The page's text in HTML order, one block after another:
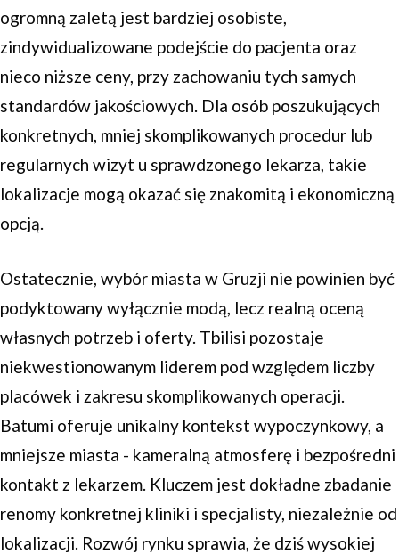
ogromną zaletą jest bardziej osobiste,
zindywidualizowane podejście do pacjenta oraz
nieco niższe ceny, przy zachowaniu tych samych
standardów jakościowych. Dla osób poszukujących
konkretnych, mniej skomplikowanych procedur lub
regularnych wizyt u sprawdzonego lekarza, takie
lokalizacje mogą okazać się znakomitą i ekonomiczną
opcją.
Ostatecznie, wybór miasta w Gruzji nie powinien być
podyktowany wyłącznie modą, lecz realną oceną
własnych potrzeb i oferty. Tbilisi pozostaje
niekwestionowanym liderem pod względem liczby
placówek i zakresu skomplikowanych operacji.
Batumi oferuje unikalny kontekst wypoczynkowy, a
mniejsze miasta - kameralną atmosferę i bezpośredni
kontakt z lekarzem. Kluczem jest dokładne zbadanie
renomy konkretnej kliniki i specjalisty, niezależnie od
lokalizacji. Rozwój rynku sprawia, że dziś wysokiej